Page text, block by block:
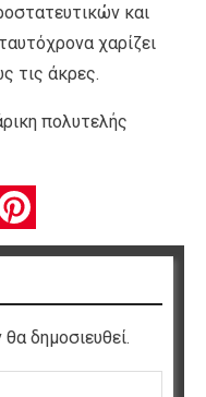
και
χαρίζει
τις άκρες.
πολυτελής
δημοσιευθεί.